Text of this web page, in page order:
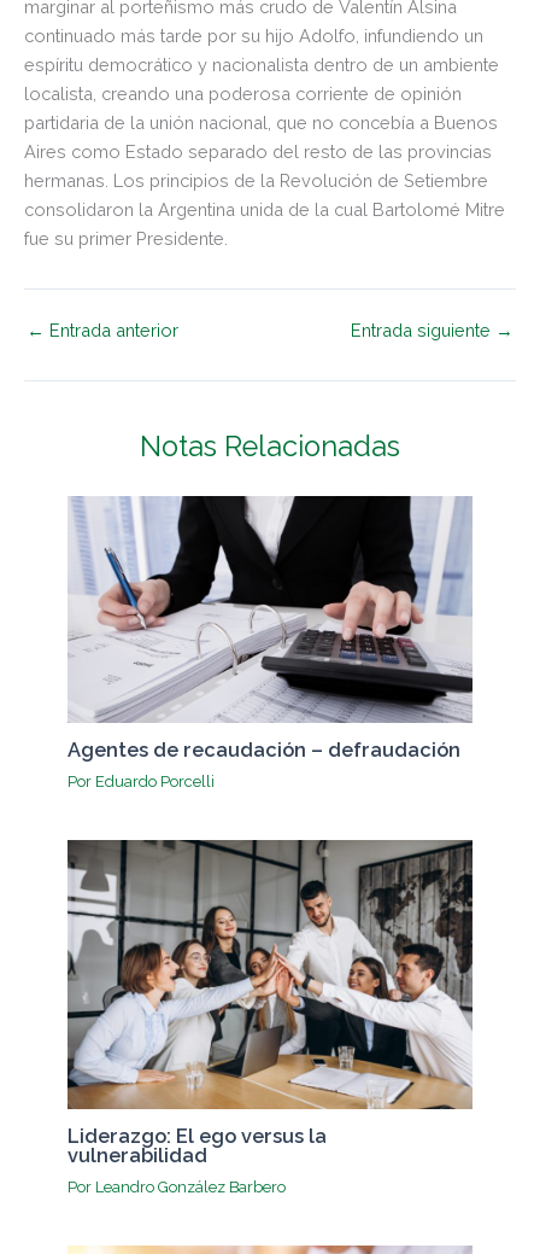
marginar al porteñismo más crudo de Valentín Alsina
continuado más tarde por su hijo Adolfo, infundiendo un
espíritu democrático y nacionalista dentro de un ambiente
localista, creando una poderosa corriente de opinión
partidaria de la unión nacional, que no concebía a Buenos
Aires como Estado separado del resto de las provincias
hermanas. Los principios de la Revolución de Setiembre
consolidaron la Argentina unida de la cual Bartolomé Mitre
fue su primer Presidente.
← Entrada anterior Entrada siguiente →
Notas Relacionadas
Agentes de recaudación – defraudación
Por Eduardo Porcelli
Liderazgo: El ego versus la
vulnerabilidad
Por Leandro González Barbero